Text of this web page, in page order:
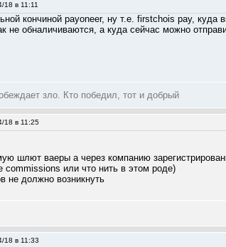
18 в 11:11
кончиной payoneer, ну т.е. firstchois pay,
не обналичиваются, а куда сейчас можно
зло. Кто победил, тот и добрый
18 в 11:25
шлют ваеры а через компанию
commissions или что нить в этом роде)
не должно возникнуть
18 в 11:33